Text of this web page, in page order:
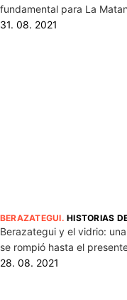
fundamental para La
31. 08. 2021
BERAZATEGUI.HISTORIAS
Berazategui y el vidrio:
se rompió hasta el
28. 08. 2021